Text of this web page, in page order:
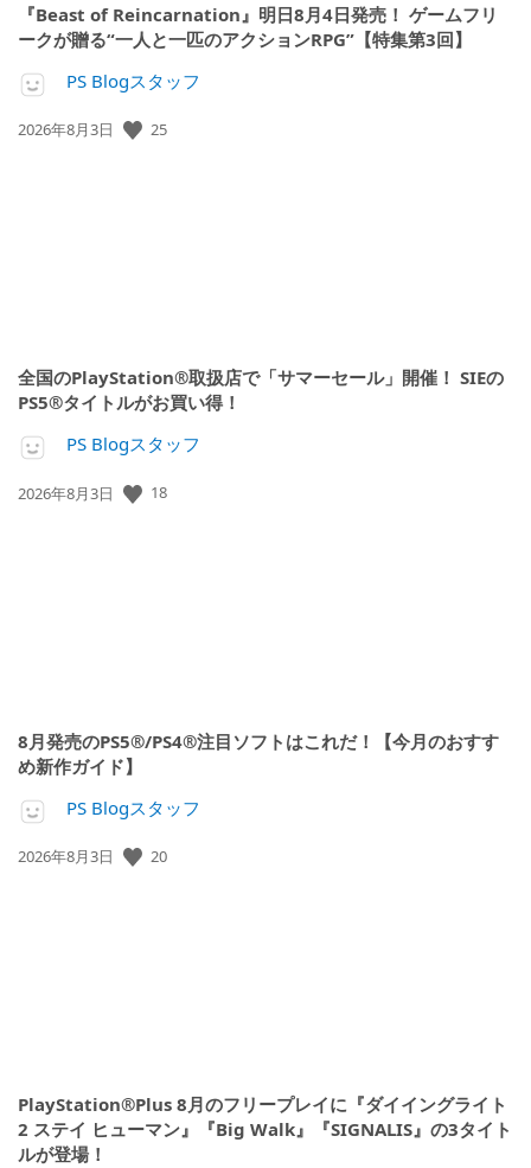
『Beast of Reincarnation』明日8月4日発売！ ゲームフリ
ークが贈る“一人と一匹のアクションRPG”【特集第3回】
PS Blogスタッフ
公
2026年8月3日 25
全国のPlayStation®取扱店で「サマーセール」開催！ SIEの
PS5®タイトルがお買い得！
PS Blogスタッフ
公
2026年8月3日 18
8月発売のPS5®/PS4®注目ソフトはこれだ！【今月のおすす
め新作ガイド】
PS Blogスタッフ
公
2026年8月3日 20
PlayStation®Plus 8月のフリープレイに『ダイイングライト
2 ステイ ヒューマン』『Big Walk』『SIGNALIS』の3タイト
ルが登場！